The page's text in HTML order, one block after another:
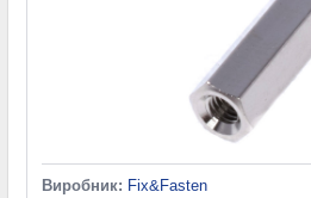
Виробник: Fix&Fasten